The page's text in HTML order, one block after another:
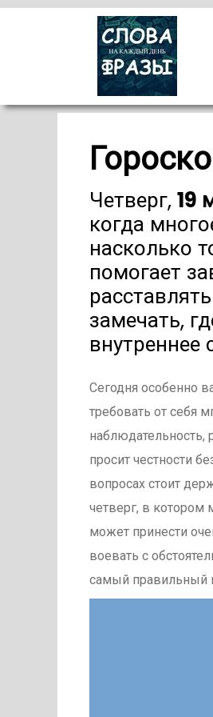
Четверг,19
когда
насколько
помогает
замечать,
внутреннее
Сегодня особенно
требовать от себя
наблюдательность,
просит честности
вопросах стоит
четверг, в котором
может принести
воевать с
самый правильный